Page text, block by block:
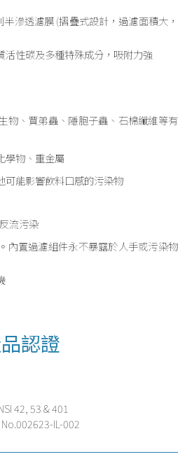
滲透濾膜 (摺疊式設計，過濾面積大，
活性碳及多種特殊成分，吸附力強
物、賈弟蟲、隱胞子蟲、石棉纖維等有
學物、重金屬
可能影響飲料口感的污染物
流污染
內置過濾組件永不暴露於人手或污染物
認證
42, 53 & 401
No.002623-IL-002